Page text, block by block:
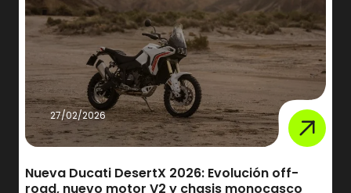
27/02/2026
Nueva Ducati DesertX 2026: Evolución off-
road, nuevo motor V2 y chasis monocasco